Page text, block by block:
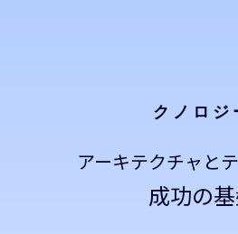
クノロジ
アーキテクチャと
成功の